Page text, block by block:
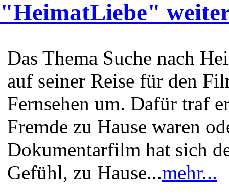
"HeimatLiebe"
Das Thema Suche nach
auf seiner Reise für den
Fernsehen um. Dafür traf
Fremde zu Hause waren
Dokumentarfilm hat sich
Gefühl, zu Hause...mehr...